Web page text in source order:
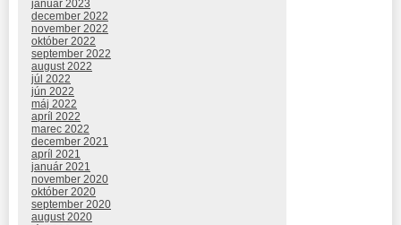
január 2023
december 2022
november 2022
október 2022
september 2022
august 2022
júl 2022
jún 2022
máj 2022
apríl 2022
marec 2022
december 2021
apríl 2021
január 2021
november 2020
október 2020
september 2020
august 2020